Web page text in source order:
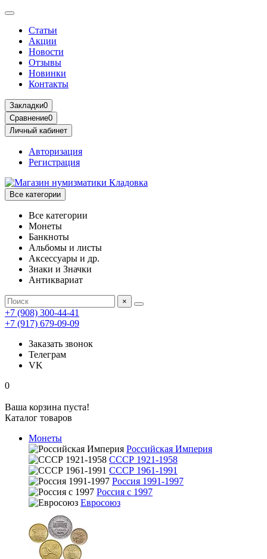
Статьи
Акции
Новости
Отзывы
Новинки
Контакты
Закладки0
Сравнение0
Личный кабинет
Авторизация
Регистрация
Все категории
Все категории
Монеты
Банкноты
Альбомы и листы
Аксессуары и др.
Знаки и Значки
Антиквариат
×
+7 (908) 300-44-41
+7 (917) 679-09-09
Заказать звонок
Телеграм
VK
0
Ваша корзина пуста!
Каталог товаров
Монеты
Российская Империя
СССР 1921-1958
СССР 1961-1991
Россия 1991-1997
Россия с 1997
Евросоюз